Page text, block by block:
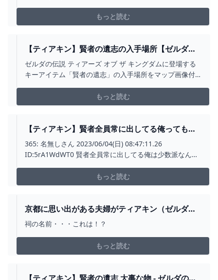
もっと読む
【ティアキン】賢者の遺志の入手場所【ゼルダの
伝説 ティアーズオブザキングダム】 HYPERWIKI
ゼルダの伝説 ティアーズ オブ ザ キングダムに登場する
キーアイテム「賢者の遺志」の入手場所をマップ画像付
強化順は気にしなくてよい。もっと読む
【ティアキン】賢者全員常に出してる俺ってもし
かして少数派なのか？【ティアーズオブザキング
ダム】 ゼルダの伝説ティアーズオブザキングダム
365: 名無しさん 2023/06/04(日) 08:47:11.26
ID:5rA1WdWT0 賢者全員常に出してる俺は少数派なんだ
もっと読む
京都に思い出がある夫婦がティアキン（ゼルダ）
プレーしてる時あるある : コミックエッセイ えむ
BY ライブドアブログ
祠の名前・・・これは！？
もっと読む